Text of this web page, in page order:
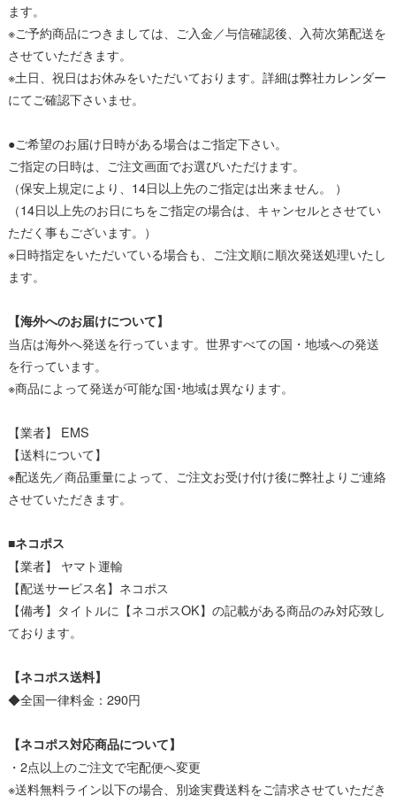
ます。
※ご予約商品につきましては、ご入金／与信確認後、入荷次第配送を
させていただきます。
※土日、祝日はお休みをいただいております。詳細は弊社カレンダー
にてご確認下さいませ。
●ご希望のお届け日時がある場合はご指定下さい。
ご指定の日時は、ご注文画面でお選びいただけます。
（保安上規定により、14日以上先のご指定は出来ません。 ）
（14日以上先のお日にちをご指定の場合は、キャンセルとさせてい
ただく事もございます。）
※日時指定をいただいている場合も、ご注文順に順次発送処理いたし
ます。
【海外へのお届けについて】
当店は海外へ発送を行っています。世界すべての国・地域への発送
を行っています。
※商品によって発送が可能な国･地域は異なります。
【業者】 EMS
【送料について】
※配送先／商品重量によって、ご注文お受け付け後に弊社よりご連絡
させていただきます。
■ネコポス
【業者】 ヤマト運輸
【配送サービス名】ネコポス
【備考】タイトルに【ネコポスOK】の記載がある商品のみ対応致し
ております。
【ネコポス送料】
◆全国一律料金：290円
【ネコポス対応商品について】
・2点以上のご注文で宅配便へ変更
※送料無料ライン以下の場合、別途実費送料をご請求させていただき